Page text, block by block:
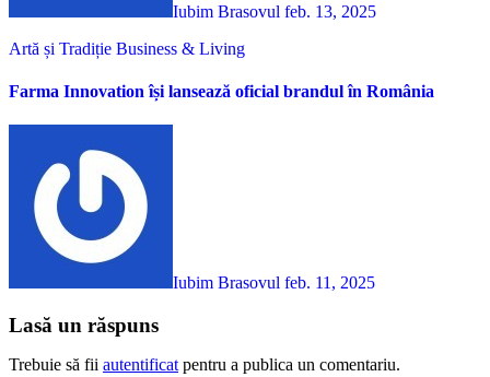
Iubim Brasovul feb. 13, 2025
Artă și Tradiție Business & Living
Farma Innovation își lansează oficial brandul în România
Iubim Brasovul feb. 11, 2025
Lasă un răspuns
Trebuie să fii autentificat pentru a publica un comentariu.